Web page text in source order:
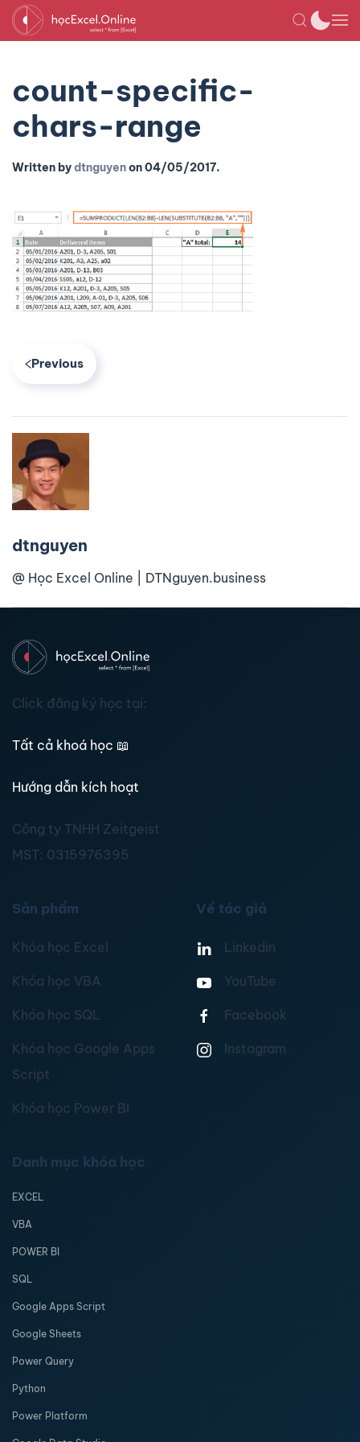
count-specific-
chars-range
Written bydtnguyenon04/05/2017.
Previous
dtnguyen
@ Học Excel Online | DTNguyen.business
Click đăng ký học tại:
Tất cả khoá học 📖
Hướng dẫn kích hoạt
Công ty TNHH Zeitgeist
MST: 0315976395
Sản phẩm
Khóa học Excel
Khóa học VBA
Khóa học SQL
Khóa học Google Apps
Script
Khóa học Power BI
Về tác giả
Linkedin
YouTube
Facebook
Instagram
Danh mục khóa học
EXCEL
VBA
POWER BI
SQL
Google Apps Script
Google Sheets
Power Query
Python
Power Platform